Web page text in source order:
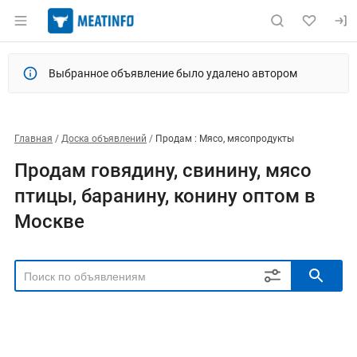
Выбранное объявление было удалено автором
Главная Доска объявлений Продам : Мясо, мясопродукты
Продам говядину, свинину, мясо
птицы, баранину, конину оптом в
Москве